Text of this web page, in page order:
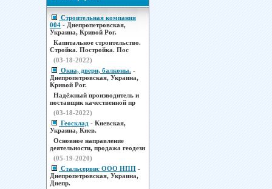
Строительная компания
004 - Днепропетровская,
Украина, Кривой Рог.
Капитальное строительство.
Стройка. Постройка. Пос
(03-18-2022)
Окна, двери, балконы. -
Днепропетровская, Украина,
Кривой Рог.
Надёжный производитель и
поставщик качественной пр
(03-18-2022)
Геосклад - Киевская,
Украина, Киев.
Основное направление
деятельности, продажа геодези
(05-19-2020)
Стальсервис ООО НПП -
Днепропетровская, Украина,
Днепр.